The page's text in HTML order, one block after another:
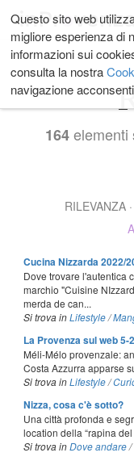
ai
contenuti.
|
Salta
alla
navigazione
Questo sito web
migliore esperienza di
informazioni sui
consulta la nostra
navigazione
164elementi
RILEVANZA ·
Cucina Nizzarda 2022/
Dove trovare l'autentica
marchio "Cuisine
merda de can...
Si trova in Lifestyle /
La Provenza sul web 5-
Méli-Mélo provenzale:
Costa Azzurra apparse
Si trova in Lifestyle /
Nizza, cosa c'è sotto?
Una città profonda e
location della “rapina del
Si trova in Dove andare /